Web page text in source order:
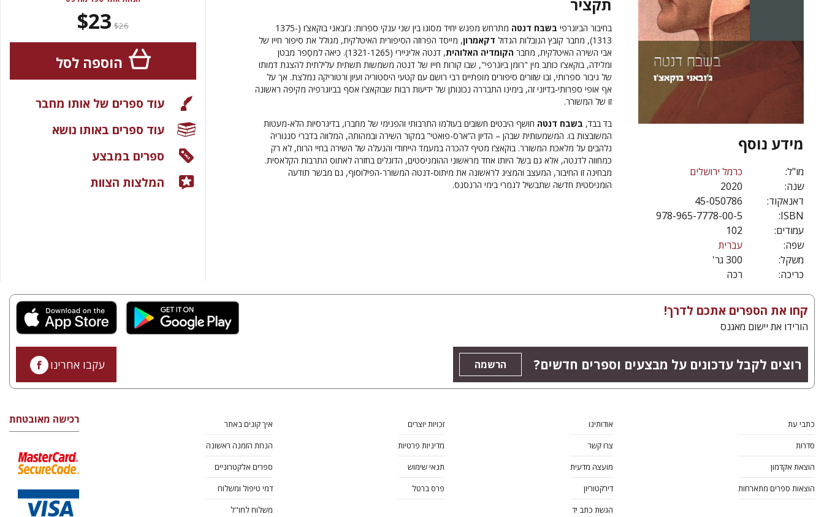
מידע נוסף
מו"ל:
כרמל ירושלים
שנה:
2020
דאנאקוד:
45-050786
ISBN:
978-965-7778-00-5
עמודים:
102
שפה:
עברית
משקל:
300 גר'
כריכה:
רכה
תקציר
בחיבור הביוגרפי בשבח דנטה
מתרחש מפגש יחיד מסוגו בין שני ענקי ספרות: ג’ובאני בוקאצ’ו (1375-
1313), מחבר קובץ הנובלות הגדול
דקאמרון, מייסד הפרוזה הסיפורית האיטלקית, מגולל את סיפור חייו של
אבי השירה האיטלקית, מחבר הקומדיה האלוהית
, דנטה אליגיירי (1321-1265). כיאה למסַפר מבטן
ומלידה, בוקאצ’ו כותב מין "רומן ביוגרפי", שבו קורות חייו של דנטה משמשות תשתית עלילתית להצגת דמותו
של גיבור ספרותי, ובו שזורים סיפורים מופתיים רבי רושם עם קטעי היסטוריה ועיון ורטוריקה נמלצת. אך על
אף אופי ספרותי-בדיוני זה, בימינו התבררה נכונותן של ידיעות רבות שבוקאצ’ו אסף בביוגרפיה מקיפה ראשונה
זו של המשורר.
בד בבד, בשבח דנטה חושף היבטים חשובים בעולמו התרבותי והפנימי של מחברו, בדיגרסיות הלא-מעטות
המשובצות בו. המשמעותית שבהן – הדיון ה”ארס-פואטי” במקור השירה ובמהותה, המלוּוה בדברי סנגוריה
נלהבים על מלאכת המשורר. בוקאצ’ו מטיף להכרה במעמד הייחודי והנעלה של השירה בחיי הרוח, לא רק
כמחווה לדנטה, אלא גם בשל היותו אחד מראשוני ההומניסטים, הדוגלים בחזרה לאתוס התרבות הקלאסית.
מבחינה זו החיבור, המעצב והמציג לראשונה את מיתוס-דנטה המשורר-הפילוסוף, גם מבשר תודעה
הומניסטית חדשה שתבשיל לגמרי בימי הרנסנס.
$26
$23
הוספה לסל
עוד ספרים של אותו מחבר
עוד ספרים באותו נושא
ספרים במבצע
המלצות הצוות
קחו את הספרים אתכם לדרך!
הורידו את יישום מאגנס
רוצים לקבל עדכונים על מבצעים וספרים חדשים? הרשמה עקבו אחרינו
כתבי עת
סדרות
הוצאת אקדמון
הוצאות ספרים מתארחות
אודותינו
צרו קשר
מועצה מדעית
דירקטוריון
הגשת כתב יד
זכויות יוצרים
מדיניות פרטיות
תנאי שימוש
פרס ברטל
איך קונים באתר
הנחת הזמנה ראשונה
ספרים אלקטרוניים
דמי טיפול ומשלוח
משלוח לחו"ל
רכישה מאובטחת